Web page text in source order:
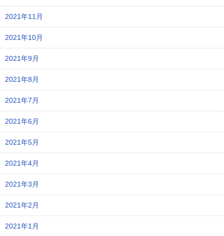
2021年11月
2021年10月
2021年9月
2021年8月
2021年7月
2021年6月
2021年5月
2021年4月
2021年3月
2021年2月
2021年1月